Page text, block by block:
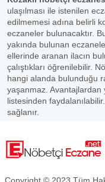
ulaşılması ile istenilen
edilmemesi adına belirli
eczaneler bulunacaktır.
yakında bulunan
ellerinde aranan ilacın
çalıştıkları öğrenilebilir.
hangi alanda bulunduğu
yaşanmaz. Avantajlardan
listesinden
sağlanır.